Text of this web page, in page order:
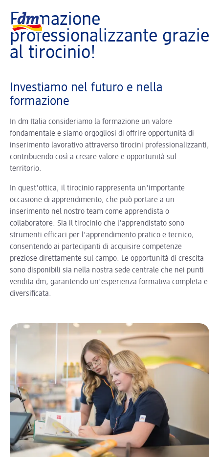
Formazione
professionalizzante grazie
al tirocinio!
Investiamo nel futuro e nella
formazione
In dm Italia consideriamo la formazione un valore
fondamentale e siamo orgogliosi di offrire opportunità di
inserimento lavorativo attraverso tirocini professionalizzanti,
contribuendo così a creare valore e opportunità sul
territorio.
In quest'ottica, il tirocinio rappresenta un'importante
occasione di apprendimento, che può portare a un
inserimento nel nostro team come apprendista o
collaboratore. Sia il tirocinio che l'apprendistato sono
strumenti efficaci per l'apprendimento pratico e tecnico,
consentendo ai partecipanti di acquisire competenze
preziose direttamente sul campo. Le opportunità di crescita
sono disponibili sia nella nostra sede centrale che nei punti
vendita dm, garantendo un'esperienza formativa completa e
diversificata.